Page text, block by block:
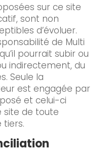
sur ce site
sont non
d’évoluer.
de Multi
pourrait subir ou
indirectement, du
Seule la
est engagée par
et celui-ci
site de toute
tiers.